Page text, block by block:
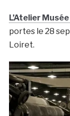
L’Atelier
portes le 28
Loiret.